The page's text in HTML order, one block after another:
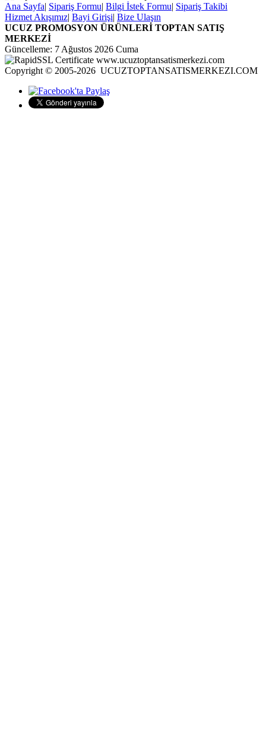
Ana Sayfa| Sipariş Formu| Bilgi İstek Formu| Sipariş Takibi
Hizmet Akışımız| Bayi Girişi| Bize Ulaşın
UCUZ PROMOSYON ÜRÜNLERİ TOPTAN SATIŞ
MERKEZİ
Güncelleme: 7 Ağustos 2026 Cuma
Copyright © 2005-2026 UCUZTOPTANSATISMERKEZI.COM